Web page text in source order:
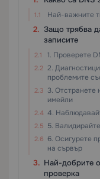
Най-важните
Защо трябва
записите
1. Проверете
2.
проблемите
3. Отстранете
имейли
4.
5.
6. Осигурете
на сървър
Най-добрите
проверка